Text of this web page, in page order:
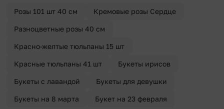
Розы 101 шт 40 см Кремовые розы Сердце
Разноцветные розы 40 см
Красно-желтые тюльпаны 15 шт
Красные тюльпаны 41 шт Букеты ирисов
Букеты с лавандой Букеты для девушки
Букеты на 8 марта Букет на 23 февраля